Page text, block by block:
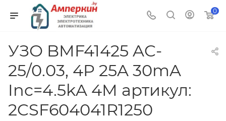
0
УЗО BMF41425 AC-
25/0.03, 4P 25A 30mA
Inc=4.5kA 4M артикул:
2CSF604041R1250